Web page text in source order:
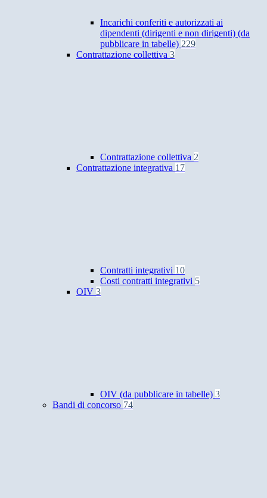
Incarichi conferiti e autorizzati ai
dipendenti (dirigenti e non dirigenti) (da
pubblicare in tabelle) 229
Contrattazione collettiva 3
Contrattazione collettiva 2
Contrattazione integrativa 17
Contratti integrativi 10
Costi contratti integrativi 5
OIV 3
OIV (da pubblicare in tabelle) 3
Bandi di concorso 74